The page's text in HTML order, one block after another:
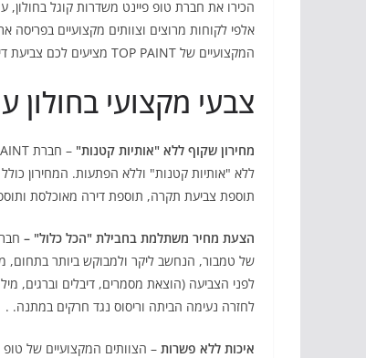
הכירו את חברת טופ פיינט משדרות קוגל בחולון,
אלפי לקוחות מרוצים וצוותים מקצועיים
המקצועיים של TOP PAINT מציעים לכם צביעת דירה בחולון במחיר מבצע.
צבעי מקצועי בחולון
מחירון שקוף ללא "אותיות קטנות"
ללא "אותיות קטנות" וללא הפתעות. המחירון
תוספת צביעת תקרה, תוספת דירה מאוכלסת
הצעת מחיר משתלמת בחבילת "הכל כלול" –
של טמבור, הנחשב ליקר ולמבוקש ביותר בתחום,
לפני הצביעה (הוצאת מסמרים, דיבלים וברגים,
לחזרה נעימה הביתה וריסוס נגד חרקים במתנה. .
איכות ללא פשרות – הצוותים המקצועיים של